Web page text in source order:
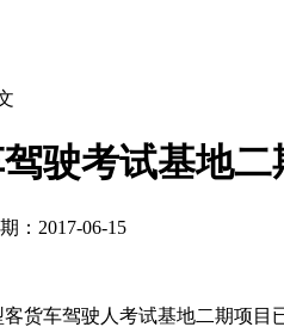
驶考试基地
：2017-06-15
车驾驶人考试基地二期项目